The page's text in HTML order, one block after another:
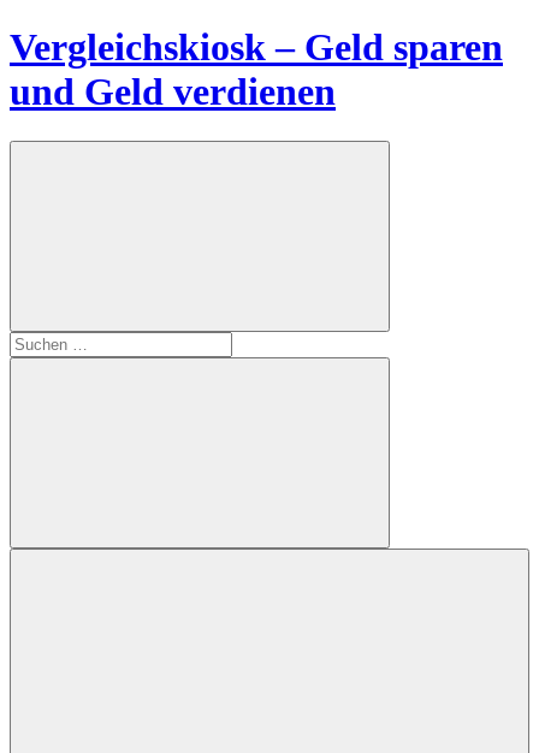
Zum
Inhalt
springen
Vergleichskiosk – Geld sparen
und Geld verdienen
Suchen
nach:
Suchen